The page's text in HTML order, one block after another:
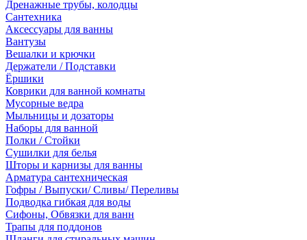
Дренажные трубы, колодцы
Сантехника
Аксессуары для ванны
Вантузы
Вешалки и крючки
Держатели / Подставки
Ёршики
Коврики для ванной комнаты
Мусорные ведра
Мыльницы и дозаторы
Наборы для ванной
Полки / Стойки
Сушилки для белья
Шторы и карнизы для ванны
Арматура сантехническая
Гофры / Выпуски/ Сливы/ Переливы
Подводка гибкая для воды
Сифоны, Обвязки для ванн
Трапы для поддонов